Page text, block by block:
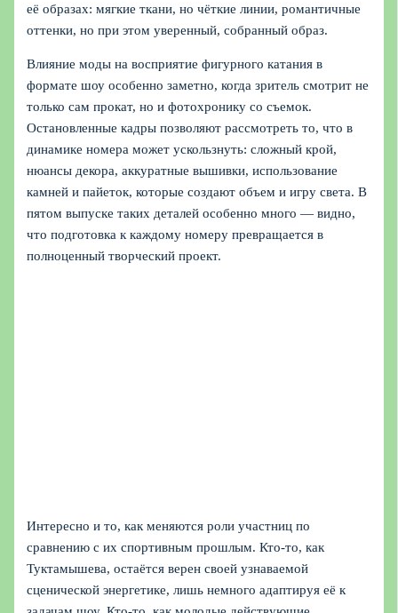
её образах: мягкие ткани, но чёткие линии, романтичные
оттенки, но при этом уверенный, собранный образ.
Влияние моды на восприятие фигурного катания в
формате шоу особенно заметно, когда зритель смотрит не
только сам прокат, но и фотохронику со съемок.
Остановленные кадры позволяют рассмотреть то, что в
динамике номера может ускользнуть: сложный крой,
нюансы декора, аккуратные вышивки, использование
камней и пайеток, которые создают объем и игру света. В
пятом выпуске таких деталей особенно много — видно,
что подготовка к каждому номеру превращается в
полноценный творческий проект.
Интересно и то, как меняются роли участниц по
сравнению с их спортивным прошлым. Кто-то, как
Туктамышева, остаётся верен своей узнаваемой
сценической энергетике, лишь немного адаптируя её к